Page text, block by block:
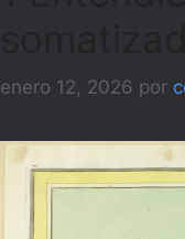
enero 12, 2026 por